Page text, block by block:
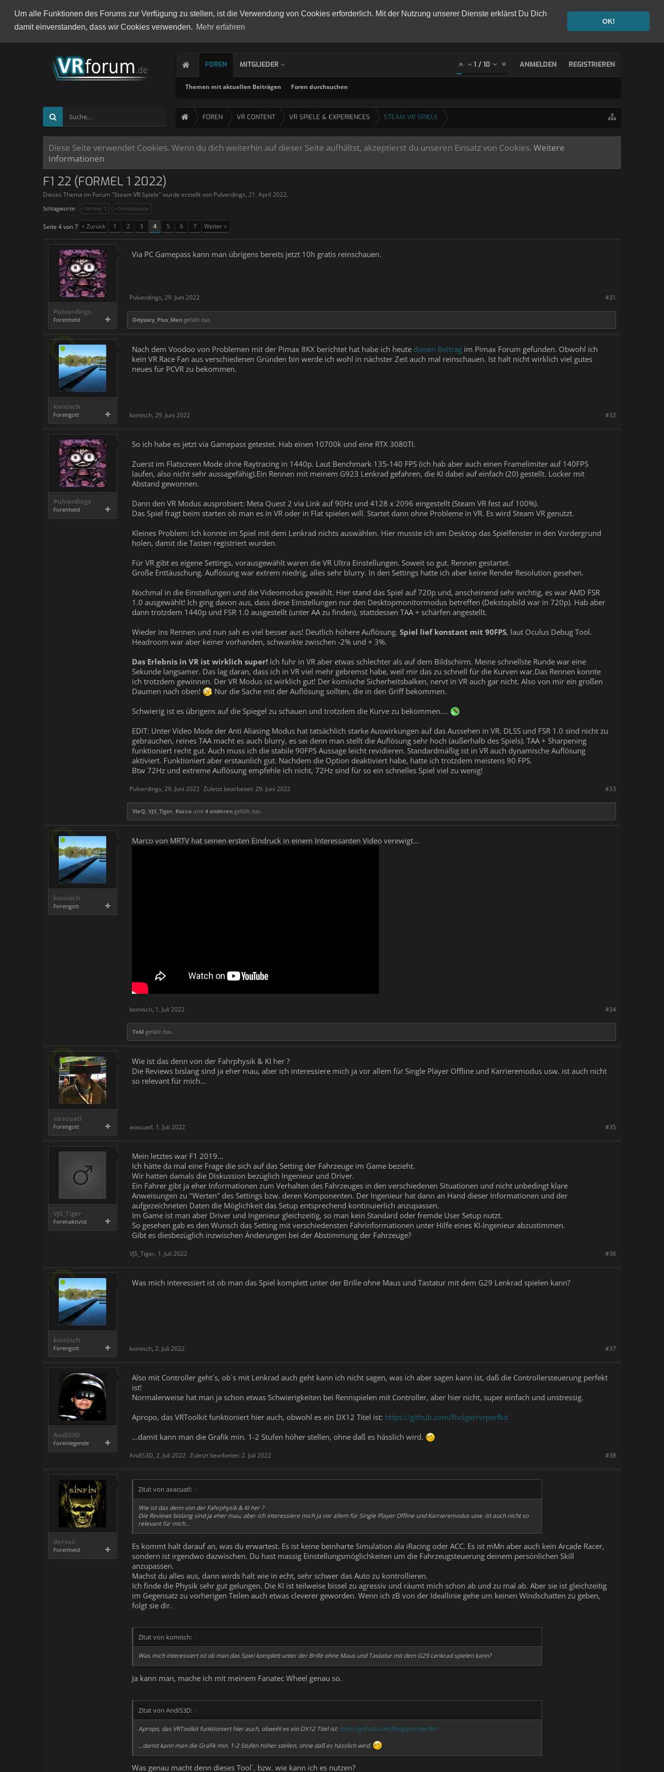
Um alle Funktionen des Forums zur Verfügung zu stellen, ist die Verwendung von Cookies erforderlich. Mit der Nutzung unserer Dienste erklärst Du Dich
damit einverstanden, dass wir Cookies verwenden. Mehr erfahren
OK!
FOREN
Themen mit aktuellen Beiträgen Foren durchsuchen
MITGLIEDER 1 / 10 ANMELDEN REGISTRIEREN
FOREN VR CONTENT VR SPIELE & EXPERIENCES STEAM VR SPIELE
Diese Seite verwendet Cookies. Wenn du dich weiterhin auf dieser Seite aufhältst, akzeptierst du unseren Einsatz von Cookies. Weitere
Informationen
F1 22 (FORMEL 1 2022)
Dieses Thema im Forum "Steam VR Spiele" wurde erstellt von Pulverdings, 21. April 2022.
Schlagworte: formel 1 formulaone
Seite 4 von 7 < Zurück 1 2 3 4 5 6 7 Weiter >
Pulverdings
Forenheld
Via PC Gamepass kann man übrigens bereits jetzt 10h gratis reinschauen.
#31
Pulverdings, 29. Juni 2022
Odyssey_Plus_Man gefällt das.
komisch
Forengott
Nach dem Voodoo von Problemen mit der Pimax 8KX berichtet hat habe ich heute diesen Beitrag im Pimax Forum gefunden. Obwohl ich
kein VR Race Fan aus verschiedenen Gründen bin werde ich wohl in nächster Zeit auch mal reinschauen. Ist halt nicht wirklich viel gutes
neues für PCVR zu bekommen.
#32
komisch, 29. Juni 2022
Pulverdings
Forenheld
So ich habe es jetzt via Gamepass getestet. Hab einen 10700k und eine RTX 3080TI.
Zuerst im Flatscreen Mode ohne Raytracing in 1440p. Laut Benchmark 135-140 FPS (ich hab aber auch einen Framelimiter auf 140FPS
laufen, also nicht sehr aussagefähig).Ein Rennen mit meinem G923 Lenkrad gefahren, die KI dabei auf einfach (20) gestellt. Locker mit
Abstand gewonnen.
Dann den VR Modus ausprobiert: Meta Quest 2 via Link auf 90Hz und 4128 x 2096 eingestellt (Steam VR fest auf 100%).
Das Spiel fragt beim starten ob man es in VR oder in Flat spielen will. Startet dann ohne Probleme in VR. Es wird Steam VR genutzt.
Kleines Problem: Ich konnte im Spiel mit dem Lenkrad nichts auswählen. Hier musste ich am Desktop das Spielfenster in den Vordergrund
holen, damit die Tasten registriert wurden.
Für VR gibt es eigene Settings, vorausgewählt waren die VR Ultra Einstellungen. Soweit so gut. Rennen gestartet.
Große Enttäuschung. Auflösung war extrem niedrig, alles sehr blurry. In den Settings hatte ich aber keine Render Resolution gesehen.
Nochmal in die Einstellungen und die Videomodus gewählt. Hier stand das Spiel auf 720p und, anscheinend sehr wichtig, es war AMD FSR
1.0 ausgewählt! Ich ging davon aus, dass diese Einstellungen nur den Desktopmonitormodus betreffen (Dekstopbild war in 720p). Hab aber
dann trotzdem 1440p und FSR 1.0 ausgestellt (unter AA zu finden), stattdessen TAA + schärfen angestellt.
Wieder ins Rennen und nun sah es viel besser aus! Deutlich höhere Auflösung. Spiel lief konstant mit 90FPS, laut Oculus Debug Tool.
Headroom war aber keiner vorhanden, schwankte zwischen -2% und + 3%.
Das Erlebnis in VR ist wirklich super! Ich fuhr in VR aber etwas schlechter als auf dem Bildschirm. Meine schnellste Runde war eine
Sekunde langsamer. Das lag daran, dass ich in VR viel mehr gebremst habe, weil mir das zu schnell für die Kurven war.Das Rennen konnte
ich trotzdem gewinnen. Der VR Modus ist wirklich gut! Der komische Sicherheitsbalken, nervt in VR auch gar nicht. Also von mir ein großen
Daumen nach oben!
Nur die Sache mit der Auflösung sollten, die in den Griff bekommen.
Schwierig ist es übrigens auf die Spiegel zu schauen und trotzdem die Kurve zu bekommen....
EDIT: Unter Video Mode der Anti Aliasing Modus hat tatsächlich starke Auswirkungen auf das Aussehen in VR. DLSS und FSR 1.0 sind nicht zu
gebrauchen, reines TAA macht es auch blurry, es sei denn man stellt die Auflösung sehr hoch (außerhalb des Spiels). TAA + Sharpening
funktioniert recht gut. Auch muss ich die stabile 90FPS Aussage leicht revidieren. Standardmäßig ist in VR auch dynamische Auflösung
aktiviert. Funktioniert aber erstaunlich gut. Nachdem die Option deaktiviert habe, hatte ich trotzdem meistens 90 FPS.
Btw 72Hz und extreme Auflösung empfehle ich nicht, 72Hz sind für so ein schnelles Spiel viel zu wenig!
#33
Pulverdings, 29. Juni 2022 Zuletzt bearbeitet: 29. Juni 2022
VleQ, VJS_Tiger, Rocco und 4 anderen gefällt das.
komisch
Forengott
Marco von MRTV hat seinen ersten Eindruck in einem Interessanten Video verewigt...
#34
komisch, 1. Juli 2022
ToM gefällt das.
axacuatl
Forengott
Wie ist das denn von der Fahrphysik & KI her ?
Die Reviews bislang sind ja eher mau, aber ich interessiere mich ja vor allem für Single Player Offline und Karrieremodus usw. ist auch nicht
so relevant für mich...
#35
axacuatl, 1. Juli 2022
VJS_Tiger
Forenaktivist
Mein letztes war F1 2019...
Ich hätte da mal eine Frage die sich auf das Setting der Fahrzeuge im Game bezieht.
Wir hatten damals die Diskussion bezüglich Ingenieur und Driver.
Ein Fahrer gibt ja eher Informationen zum Verhalten des Fahrzeuges in den verschiedenen Situationen und nicht unbedingt klare
Anweisungen zu "Werten" des Settings bzw. deren Komponenten. Der Ingenieur hat dann an Hand dieser Informationen und der
aufgezeichneten Daten die Möglichkeit das Setup entsprechend kontinuierlich anzupassen.
Im Game ist man aber Driver und Ingenieur gleichzeitig, so man kein Standard oder fremde User Setup nutzt.
So gesehen gab es den Wunsch das Setting mit verschiedensten Fahrinformationen unter Hilfe eines KI-Ingenieur abzustimmen.
Gibt es diesbezüglich inzwischen Änderungen bei der Abstimmung der Fahrzeuge?
#36
VJS_Tiger, 1. Juli 2022
komisch
Forengott
Was mich interessiert ist ob man das Spiel komplett unter der Brille ohne Maus und Tastatur mit dem G29 Lenkrad spielen kann?
#37
komisch, 2. Juli 2022
AndiS3D
Forenlegende
Also mit Controller geht´s, ob´s mit Lenkrad auch geht kann ich nicht sagen, was ich aber sagen kann ist, daß die Controllersteuerung perfekt
ist!
Normalerweise hat man ja schon etwas Schwierigkeiten bei Rennspielen mit Controller, aber hier nicht, super einfach und unstressig.
Apropo, das VRToolkit funktioniert hier auch, obwohl es ein DX12 Titel ist: https://github.com/fholger/vrperfkit
...damit kann man die Grafik min. 1-2 Stufen höher stellen, ohne daß es hässlich wird.
#38
AndiS3D, 2. Juli 2022 Zuletzt bearbeitet: 2. Juli 2022
dervali
Forenheld
Zitat von axacuatl: ↑
Wie ist das denn von der Fahrphysik & KI her ?
Die Reviews bislang sind ja eher mau, aber ich interessiere mich ja vor allem für Single Player Offline und Karrieremodus usw. ist auch nicht so
relevant für mich...
Es kommt halt darauf an, was du erwartest. Es ist keine beinharte Simulation ala iRacing oder ACC. Es ist mMn aber auch kein Arcade Racer,
sondern ist irgendwo dazwischen. Du hast massig Einstellungsmöglichkeiten um die Fahrzeugsteuerung deinem persönlichen Skill
anzupassen.
Machst du alles aus, dann wirds halt wie in echt, sehr schwer das Auto zu kontrollieren.
Ich finde die Physik sehr gut gelungen. Die KI ist teilweise bissel zu agressiv und räumt mich schon ab und zu mal ab. Aber sie ist gleichzeitig
im Gegensatz zu vorherigen Teilen auch etwas cleverer geworden. Wenn ich zB von der Ideallinie gehe um keinen Windschatten zu geben,
folgt sie dir.
Zitat von komisch: ↑
Was mich interessiert ist ob man das Spiel komplett unter der Brille ohne Maus und Tastatur mit dem G29 Lenkrad spielen kann?
Ja kann man, mache ich mit meinem Fanatec Wheel genau so.
Zitat von AndiS3D: ↑
Apropo, das VRToolkit funktioniert hier auch, obwohl es ein DX12 Titel ist:https://github.com/fholger/vrperfkit
...damit kann man die Grafik min. 1-2 Stufen höher stellen, ohne daß es hässlich wird.
Was genau macht denn dieses Tool`, bzw. wie kann ich es nutzen?